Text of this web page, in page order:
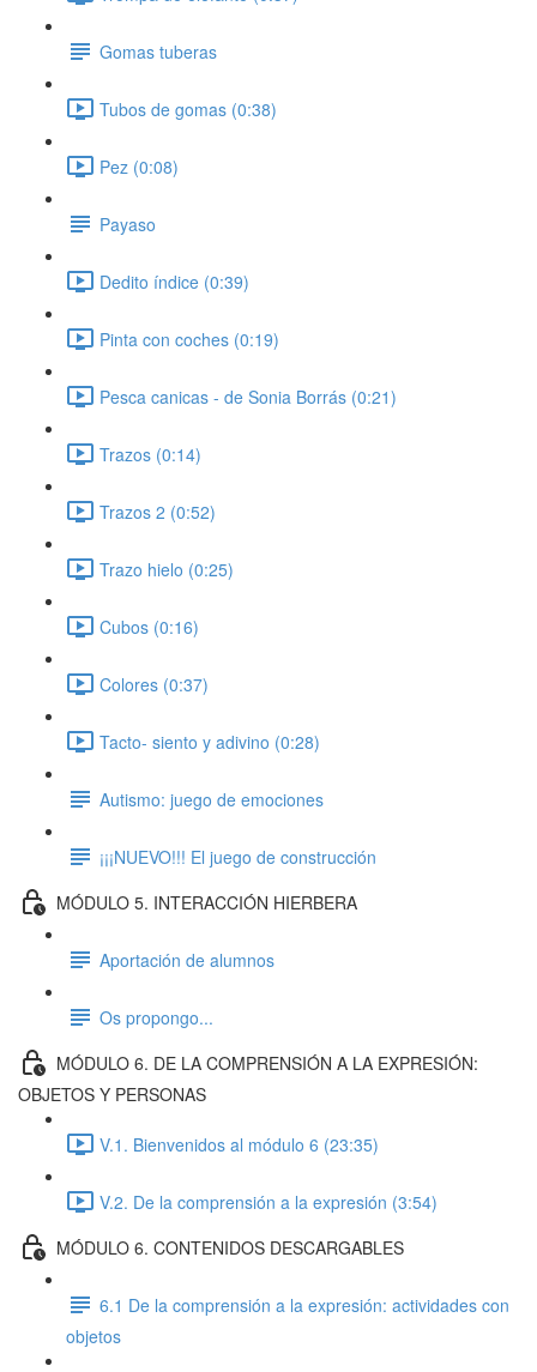
Gomas tuberas
Tubos de gomas (0:38)
Pez (0:08)
Payaso
Dedito índice (0:39)
Pinta con coches (0:19)
Pesca canicas - de Sonia Borrás (0:21)
Trazos (0:14)
Trazos 2 (0:52)
Trazo hielo (0:25)
Cubos (0:16)
Colores (0:37)
Tacto- siento y adivino (0:28)
Autismo: juego de emociones
¡¡¡NUEVO!!! El juego de construcción
MÓDULO 5. INTERACCIÓN HIERBERA
Aportación de alumnos
Os propongo...
MÓDULO 6. DE LA COMPRENSIÓN A LA EXPRESIÓN:
OBJETOS Y PERSONAS
V.1. Bienvenidos al módulo 6 (23:35)
V.2. De la comprensión a la expresión (3:54)
MÓDULO 6. CONTENIDOS DESCARGABLES
6.1 De la comprensión a la expresión: actividades con
objetos